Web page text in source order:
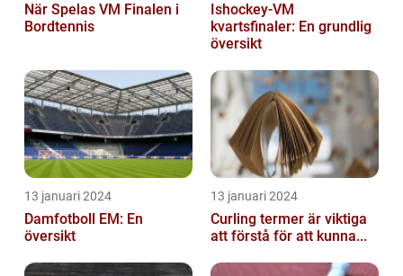
När Spelas VM Finalen i
Bordtennis
Ishockey-VM
kvartsfinaler: En grundlig
översikt
13 januari 2024
Damfotboll EM: En
översikt
13 januari 2024
Curling termer är viktiga
att förstå för att kunna...